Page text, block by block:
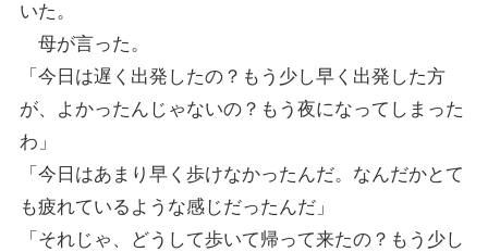
いた。
母が言った。
「今日は遅く出発したの？もう少し早く出発した方
が、よかったんじゃないの？もう夜になってしまった
わ」
「今日はあまり早く歩けなかったんだ。なんだかとて
も疲れているような感じだったんだ」
「それじゃ、どうして歩いて帰って来たの？もう少し